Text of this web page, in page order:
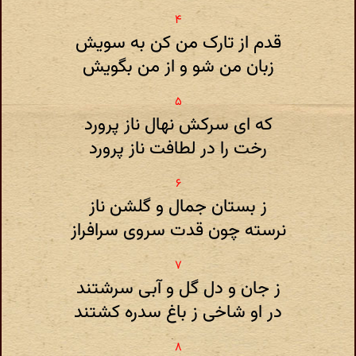
قدم از تارک من کن به سویش
زبان من شو و از من بگویش
که ای سرکش نهال ناز پرورد
رخت را در لطافت ناز پرورد
ز بستان جمال و گلشن ناز
نرسته چون قدت سروی سرافراز
ز جان و دل گل و آبی سرشتند
در او شاخی ز باغ سدره کشتند